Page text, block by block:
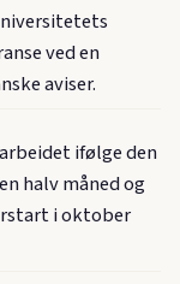
ved en
aviser.
ifølge den
halv måned og
i oktober